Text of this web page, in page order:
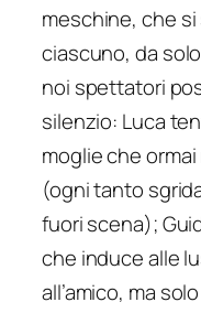
meschine, che
ciascuno, da
noi spettatori
silenzio: Luca
moglie che
(ogni tanto
fuori scena);
che induce alle
all’amico, ma